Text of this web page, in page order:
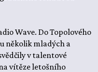
Wave. Do Topolového
několik mladých a
v talentové
vítěze letošního